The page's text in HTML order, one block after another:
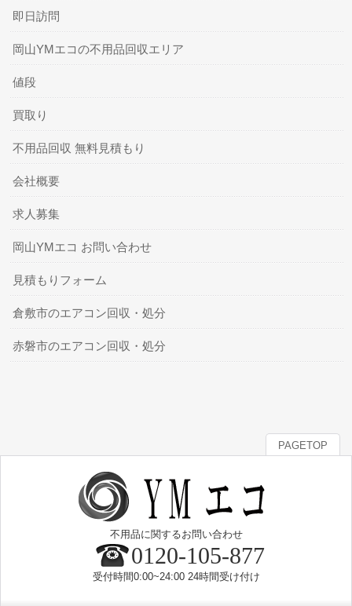
即日訪問
岡山YMエコの不用品回収エリア
値段
買取り
不用品回収 無料見積もり
会社概要
求人募集
岡山YMエコ お問い合わせ
見積もりフォーム
倉敷市のエアコン回収・処分
赤磐市のエアコン回収・処分
PAGETOP
不用品に関するお問い合わせ
0120-105-877
受付時間0:00~24:00 24時間受け付け